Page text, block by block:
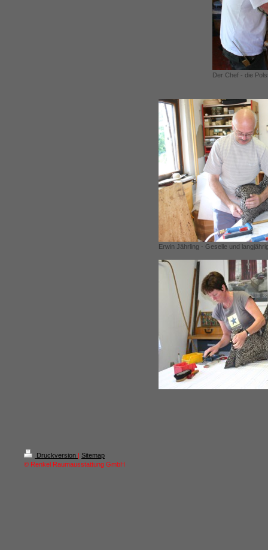
Der Chef - die
Erwin Jährling - Geselle und
Druckversion | Sitemap
© Renkel Raumausstattung GmbH